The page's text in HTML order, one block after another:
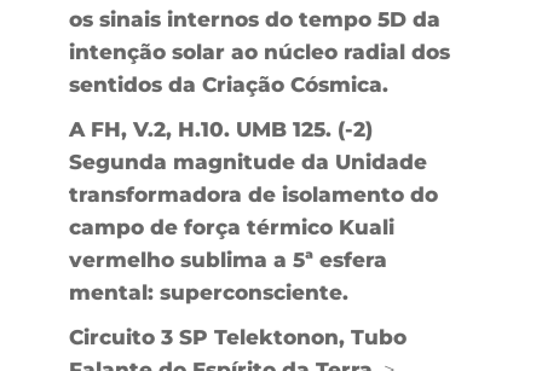
os sinais internos do tempo 5D da
intenção solar ao núcleo radial dos
sentidos da Criação Cósmica.
A FH, V.2, H.10. UMB 125. (-2)
Segunda magnitude da Unidade
transformadora de isolamento do
campo de força térmico Kuali
vermelho sublima a 5ª esfera
mental: superconsciente.
Circuito 3 SP Telektonon, Tubo